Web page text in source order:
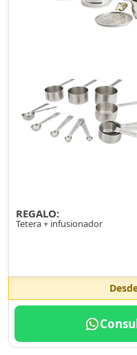
REGALO:
Tetera + infusionador